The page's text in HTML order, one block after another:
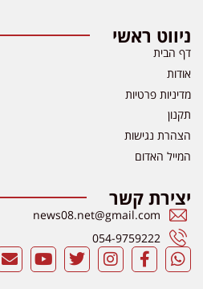
ניווט ראשי
דף הבית
אודות
מדיניות פרטיות
תקנון
הצהרת נגישות
המייל האדום
יצירת קשר
news08.net@gmail.com
054-9759222